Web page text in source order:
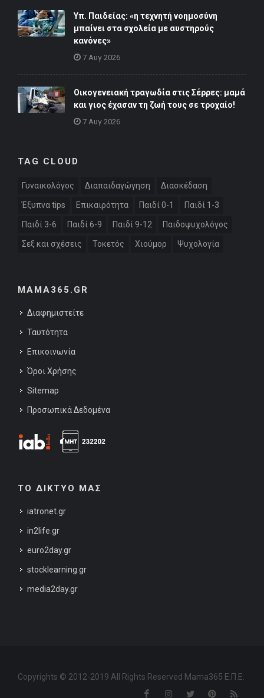
Υπ. Παιδείας: «η τεχνητή νοημοσύνη
μπαίνει στα σχολεία με αυστηρούς
κανόνες»
7 Αυγ 2026
Οικογενειακή τραγωδία στις Σέρρες: μαμά
και γιος έχασαν τη ζωή τους σε τροχαίο!
7 Αυγ 2026
TAG CLOUD
Γυναικολόγος Διαπαιδαγώγηση Διασκέδαση
Έξυπνα tips Επικαιρότητα Παιδί 0-1 Παιδί 1-3
Παιδί 3-6 Παιδί 6-9 Παιδί 9-12 Παιδοψυχολόγος
Σεξ και σχέσεις Τοκετός Χιούμορ Ψυχολογία
MAMA365.GR
Διαφημιστείτε
Ταυτότητα
Επικοινωνία
Όροι Χρήσης
Sitemap
Προσωπικά Δεδομένα
ΤΟ ΔΙΚΤΥΟ ΜΑΣ
iatronet.gr
in2life.gr
euro2day.gr
stocklearning.gr
media2day.gr
Copyrights © 2012-2019 All Rights Reserved Mama365 Ε.Π.Ε.